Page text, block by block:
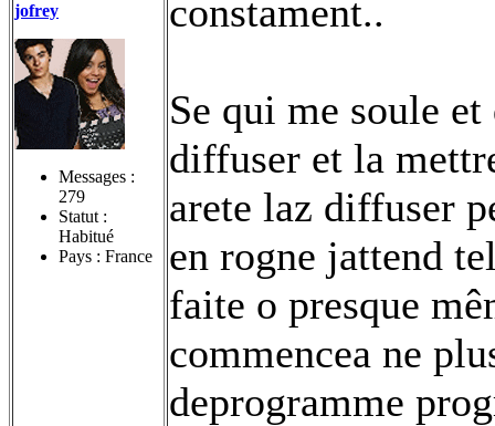
jofrey
Messages :
279
Statut :
Habitué
Pays : France
constament..
Se qui me soule
diffuser et la
arete laz diffuser
en rogne jattend
faite o presque
commencea ne
deprogramme